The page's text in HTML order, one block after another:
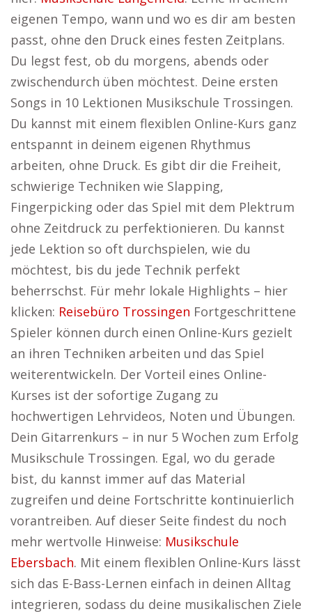
eigenen Tempo, wann und wo es dir am besten
passt, ohne den Druck eines festen Zeitplans.
Du legst fest, ob du morgens, abends oder
zwischendurch üben möchtest. Deine ersten
Songs in 10 Lektionen Musikschule Trossingen.
Du kannst mit einem flexiblen Online-Kurs ganz
entspannt in deinem eigenen Rhythmus
arbeiten, ohne Druck. Es gibt dir die Freiheit,
schwierige Techniken wie Slapping,
Fingerpicking oder das Spiel mit dem Plektrum
ohne Zeitdruck zu perfektionieren. Du kannst
jede Lektion so oft durchspielen, wie du
möchtest, bis du jede Technik perfekt
beherrschst. Für mehr lokale Highlights – hier
klicken: Reisebüro Trossingen Fortgeschrittene
Spieler können durch einen Online-Kurs gezielt
an ihren Techniken arbeiten und das Spiel
weiterentwickeln. Der Vorteil eines Online-
Kurses ist der sofortige Zugang zu
hochwertigen Lehrvideos, Noten und Übungen.
Dein Gitarrenkurs – in nur 5 Wochen zum Erfolg
Musikschule Trossingen. Egal, wo du gerade
bist, du kannst immer auf das Material
zugreifen und deine Fortschritte kontinuierlich
vorantreiben. Auf dieser Seite findest du noch
mehr wertvolle Hinweise: Musikschule
Ebersbach. Mit einem flexiblen Online-Kurs lässt
sich das E-Bass-Lernen einfach in deinen Alltag
integrieren, sodass du deine musikalischen Ziele